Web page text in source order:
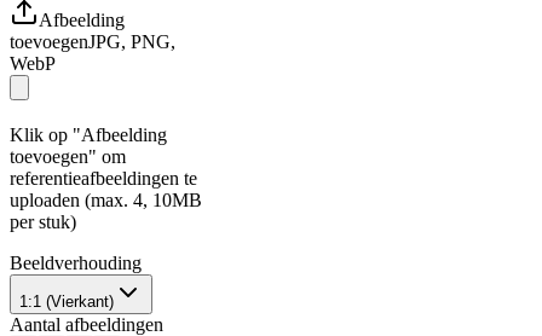
Afbeelding
toevoegenJPG, PNG,
WebP
Klik op "Afbeelding
toevoegen" om
referentieafbeeldingen te
uploaden (max. 4, 10MB
per stuk)
Beeldverhouding
1:1 (Vierkant)
Aantal afbeeldingen